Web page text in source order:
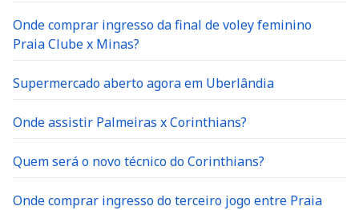
Onde comprar ingresso da final de voley feminino
Praia Clube x Minas?
Supermercado aberto agora em Uberlândia
Onde assistir Palmeiras x Corinthians?
Quem será o novo técnico do Corinthians?
Onde comprar ingresso do terceiro jogo entre Praia